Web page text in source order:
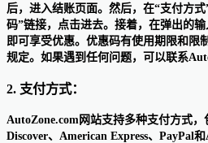
后，进入结账页面。然后，在“支付方
码”链接，点击进去。接着，在弹出的
即可享受优惠。优惠码有使用期限和限
规定。如果遇到任何问题，可以联系
2. 支付方式：
AutoZone.com网站支持多种支付方式，
Discover、American Express、PayPal